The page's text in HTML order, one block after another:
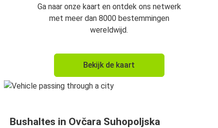
Ga naar onze kaart en ontdek ons netwerk
met meer dan 8000 bestemmingen
wereldwijd.
Bekijk de kaart
Bushaltes in Ovčara Suhopoljska